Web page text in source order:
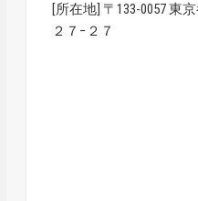
[所在地] 〒133-0057 東
２７−２７